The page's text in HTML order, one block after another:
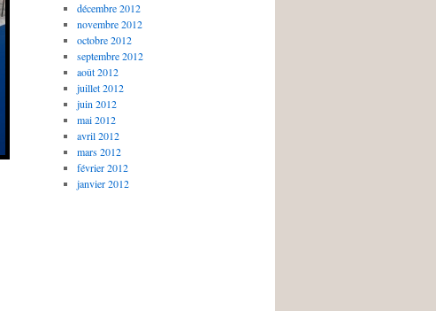
décembre 2012
novembre 2012
octobre 2012
septembre 2012
août 2012
juillet 2012
juin 2012
mai 2012
avril 2012
mars 2012
février 2012
janvier 2012